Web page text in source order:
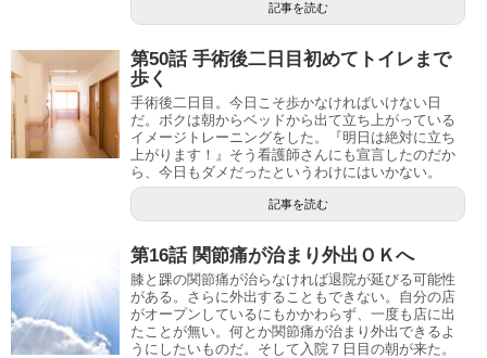
記事を読む
第50話 手術後二日目初めてトイレまで
歩く
手術後二日目。今日こそ歩かなければいけない日
だ。ボクは朝からベッドから出て立ち上がっている
イメージトレーニングをした。『明日は絶対に立ち
上がります！』そう看護師さんにも宣言したのだか
ら、今日もダメだったというわけにはいかない。
記事を読む
第16話 関節痛が治まり外出ＯＫへ
膝と踝の関節痛が治らなければ退院が延びる可能性
がある。さらに外出することもできない。自分の店
がオープンしているにもかかわらず、一度も店に出
たことが無い。何とか関節痛が治まり外出できるよ
うにしたいものだ。そして入院７日目の朝が来た。